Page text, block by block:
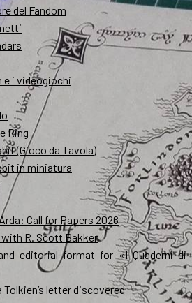
del Fandom
e i videogiochi
Ring
(Gioco da Tavola)
in miniatura
Call for Papers 2026
R. Scott Bakker
editorial format for «I Quaderni di
Tolkien’s letter discovered